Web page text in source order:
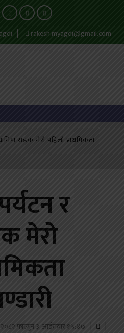
rakesh.myagdi@gmail.com
सडक मेरो पहिलो प्राथमिकता
र
मेरो
२०८२ फाल्गुन ३, आईतवार १५:४७